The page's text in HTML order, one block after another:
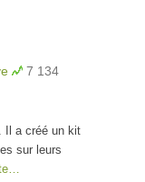
7 134
Il a créé un kit
sur leurs